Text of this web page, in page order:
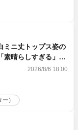
ミニ丈トップス姿の
晴らしすぎる」
絶賛
2026/8/6 18:00
）